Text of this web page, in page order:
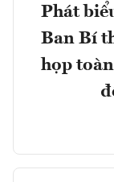
Phát
Ban Bí
họp